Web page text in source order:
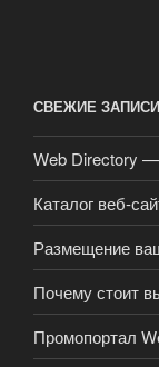
СВЕЖИЕ ЗАПИСИ
Web Directory —
Каталог веб-
Размещение
Почему стоит
Промопортал